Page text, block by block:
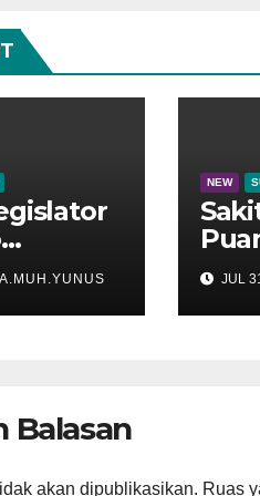
Disdik
A.MUH.YUNUS
NEW
JUL
Balasan
akan dipublikasikan. Ruas